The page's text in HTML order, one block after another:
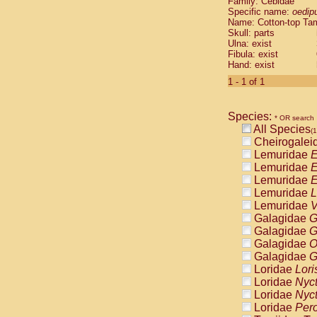
Cebidae
Cebidae
Cebidae
Cebidae
Cebidae
Cebidae
Cebidae
Cebidae
Cebidae
Cebidae
Cebidae
Cebidae
Atelidae
Atelidae
Atelidae
Atelidae
Atelidae
Atelidae
Atelidae
Atelidae
Atelidae
Atelidae
Pitheciidae
Specific name:
Name: Cotton-top
Skull: parts
Ulna: exist
Fibula: exist
Hand: exist
1 - 1 of 1
Species: * OR search
All Species
Lemuridae
Lemuridae
Lemuridae
Lemuridae
Lemuridae
Galagidae
Galagidae
Galagidae
Galagidae
Loridae
Loridae
Loridae
Loridae